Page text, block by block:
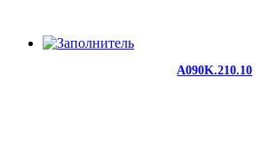
A090K.210.10